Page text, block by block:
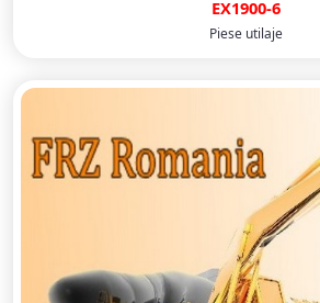
EX1900-6
Piese utilaje